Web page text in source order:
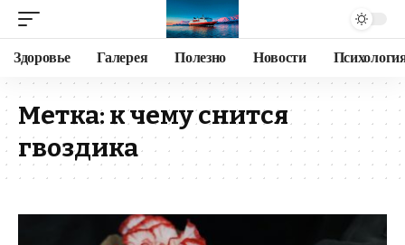
Здоровье Галерея Полезно Новости
Метка: к чему снится
гвоздика